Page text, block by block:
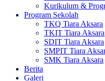
Kurikulum &
Program Sekolah
TKQ Tiara Aksara
TKIT Tiara Aksara
SDIT Tiara Aksara
SMPIT Tiara
SMK Tiara Aksara
Berita
Galeri